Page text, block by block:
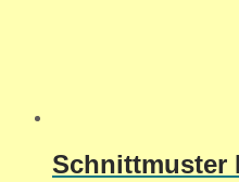
Schnittmuster